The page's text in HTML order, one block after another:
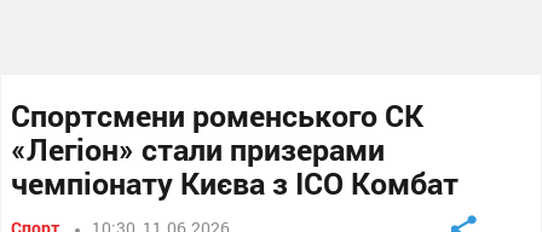
Спортсмени роменського СК
«Легіон» стали призерами
чемпіонату Києва з ІСО Комбат